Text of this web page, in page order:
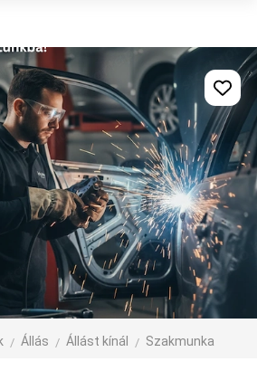
Állás Állást kínál Szakmunka